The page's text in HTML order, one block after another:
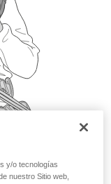
y/o tecnologías
nuestro Sitio web,